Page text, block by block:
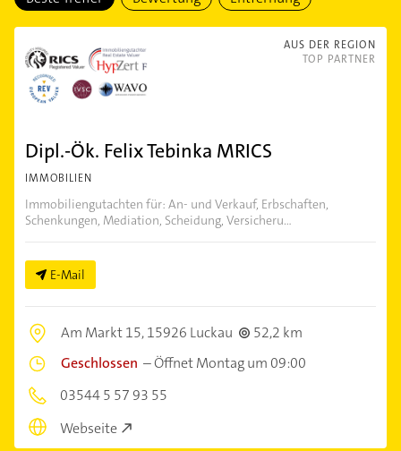
AUS DER REGION
TOP PARTNER
Dipl.-Ök. Felix Tebinka MRICS
IMMOBILIEN
Immobiliengutachten für: An- und Verkauf, Erbschaften,
Schenkungen, Mediation, Scheidung, Versicheru...
E-Mail
Am Markt 15,15926 Luckau
52,2 km
Geschlossen –Öffnet Montag um 09:00
03544 5 57 93 55
Webseite